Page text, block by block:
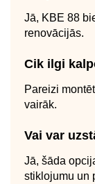
Jā, KBE 88
renovācijās.
Cik ilgi
Pareizi
vairāk.
Vai var
Jā, šāda
stiklojumu un